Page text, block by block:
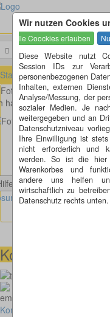
Wir nutzen Cookies
Diese Website nutzt
Session IDs zur
personenbezogenen
Inhalten, externen
Analyse/Messung, der
sozialer Medien. Je
weitergegeben und an
Datenschutzniveau
Ihre Einwilligung ist
nicht erforderlich und
werden. So ist die hier
Warenkorbes und
andere uns helfen
wirtschaftlich zu
Datenschutz rechts unten.
Startseite » Fotorätsel »
Fotorätsel 279
habe hier einfach mal den
anzeigen
Fotorätsel 279 anzeigen
Kontakt